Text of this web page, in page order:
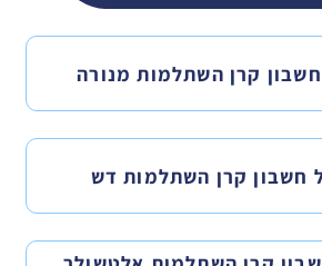
קרן השתלמות מנורה
חשבון קרן השתלמות דש